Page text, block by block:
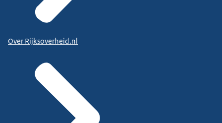
Over Rijksoverheid.nl